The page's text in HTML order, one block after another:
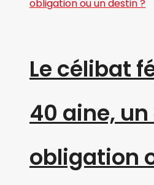
Le célibat
40 aine,
obligation